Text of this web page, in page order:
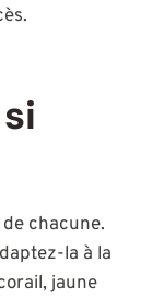
chacune.
la à la
jaune